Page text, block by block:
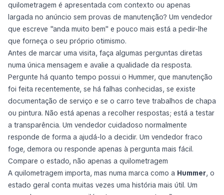
quilometragem é apresentada com contexto ou apenas
largada no anúncio sem provas de manutenção? Um vendedor
que escreve "anda muito bem" e pouco mais está a pedir-lhe
que forneça o seu próprio otimismo.
Antes de marcar uma visita, faça algumas perguntas diretas
numa única mensagem e avalie a qualidade da resposta.
Pergunte há quanto tempo possui o Hummer, que manutenção
foi feita recentemente, se há falhas conhecidas, se existe
documentação de serviço e se o carro teve trabalhos de chapa
ou pintura. Não está apenas a recolher respostas; está a testar
a transparência. Um vendedor cuidadoso normalmente
responde de forma a ajudá-lo a decidir. Um vendedor fraco
foge, demora ou responde apenas à pergunta mais fácil.
Compare o estado, não apenas a quilometragem
A quilometragem importa, mas numa marca como a Hummer, o
estado geral conta muitas vezes uma história mais útil. Um